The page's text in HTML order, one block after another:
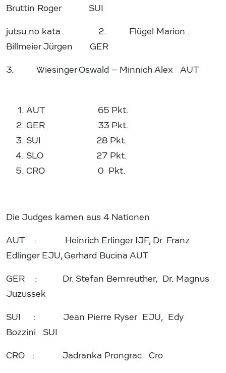
Bruttin Roger SUI
jutsu no kata 2. Flügel Marion .
Billmeier Jürgen GER
3. Wiesinger Oswald – Minnich Alex AUT
AUT 65 Pkt.
GER 33 Pkt.
SUI 28 Pkt.
SLO 27 Pkt.
CRO 0 Pkt.
Die Judges kamen aus 4 Nationen
AUT : Heinrich Erlinger IJF, Dr. Franz
Edlinger EJU, Gerhard Bucina AUT
GER : Dr. Stefan Bernreuther, Dr. Magnus
Juzussek
SUI : Jean Pierre Ryser EJU, Edy
Bozzini SUI
CRO : Jadranka Prongrac Cro